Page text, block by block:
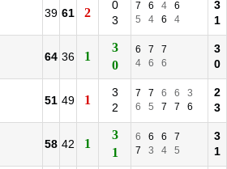
39 61 2
0
3
7 6 4
6
5
4 6 4
3
1
64 36 1
3
0
6 7
7
4
6 6
3
0
51 49 1
3
2
7 7 6 6
3
6
5 7 7 6
2
3
58 42 1
3
1
6 6 6
7
7
3 4 5
3
1